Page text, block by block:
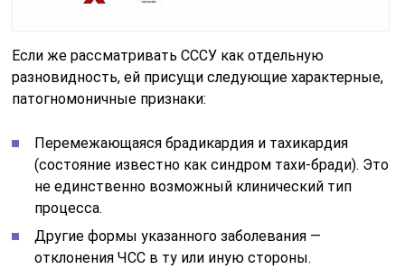
Если же рассматривать СССУ как отдельную
разновидность, ей присущи следующие характерные,
патогномоничные признаки:
Перемежающаяся брадикардия и тахикардия
(состояние известно как синдром тахи-бради). Это
не единственно возможный клинический тип
процесса.
Другие формы указанного заболевания —
отклонения ЧСС в ту или иную стороны.